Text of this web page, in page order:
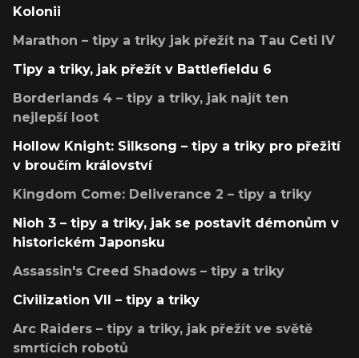
Kolonii
Marathon – tipy a triky jak přežít na Tau Ceti IV
Tipy a triky, jak přežít v Battlefieldu 6
Borderlands 4 – tipy a triky, jak najít ten
nejlepší loot
Hollow Knight: Silksong – tipy a triky pro přežití
v broučím království
Kingdom Come: Deliverance 2 – tipy a triky
Nioh 3 – tipy a triky, jak se postavit démonům v
historickém Japonsku
Assassin's Creed Shadows – tipy a triky
Civilization VII – tipy a triky
Arc Raiders – tipy a triky, jak přežít ve světě
smrtících robotů